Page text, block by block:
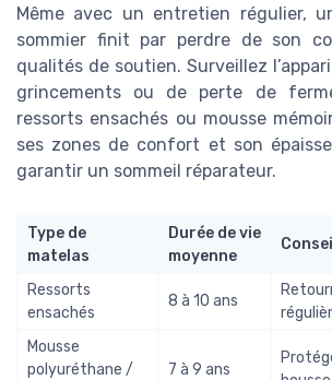
Même avec un entretien régulier,
sommier finit par perdre de son
qualités de soutien. Surveillez
grincements ou de perte de
ressorts ensachés ou mousse
ses zones de confort et son
garantir un sommeil réparateur.
Type de
matelas
Durée de vie
moyenne
Ressorts
ensachés
8 à 10 ans
Mousse
polyuréthane /
7 à 9 ans